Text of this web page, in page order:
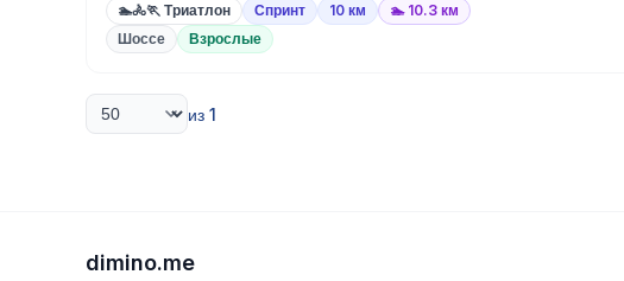
🏊🚴🏃 Триатлон Спринт 10 км 🏊 10.3 км
Шоссе Взрослые
из 1
dimino.me